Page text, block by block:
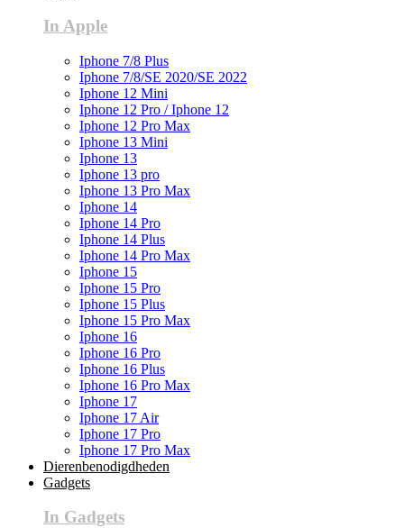
In Apple
Iphone 7/8 Plus
Iphone 7/8/SE 2020/SE 2022
Iphone 12 Mini
Iphone 12 Pro / Iphone 12
Iphone 12 Pro Max
Iphone 13 Mini
Iphone 13
Iphone 13 pro
Iphone 13 Pro Max
Iphone 14
Iphone 14 Pro
Iphone 14 Plus
Iphone 14 Pro Max
Iphone 15
Iphone 15 Pro
Iphone 15 Plus
Iphone 15 Pro Max
Iphone 16
Iphone 16 Pro
Iphone 16 Plus
Iphone 16 Pro Max
Iphone 17
Iphone 17 Air
Iphone 17 Pro
Iphone 17 Pro Max
Dierenbenodigdheden
Gadgets
In Gadgets